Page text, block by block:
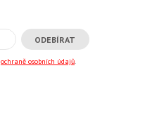
ochraně osobních údajů.